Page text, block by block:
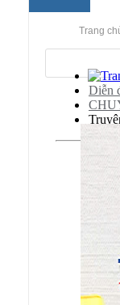
Trang
Diễn